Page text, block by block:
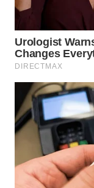
TAPANULI
SELATAN
TANJUNG
LESUNG
WN
KARO
WN